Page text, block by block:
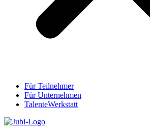
Für Teilnehmer
Für Unternehmen
TalenteWerkstatt